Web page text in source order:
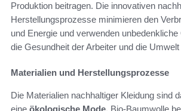
Produktion beitragen. Die innovativen
Herstellungsprozesse minimieren den
und Energie und verwenden
die Gesundheit der Arbeiter und die
Materialien und Herstellungsprozesse
Die Materialien nachhaltiger Kleidung sind